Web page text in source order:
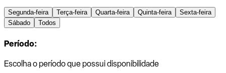
Segunda-feira Terça-feira Quarta-feira Quinta-feira
Sexta-feira
Sábado
Todos
Período:
Escolha o período que possui disponibilidade